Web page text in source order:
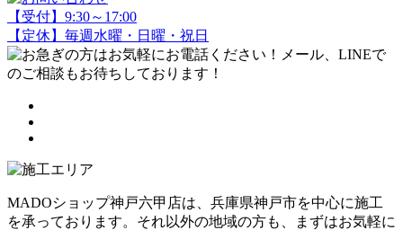
【受付】9:30～17:00
【定休】毎週水曜・日曜・祝日
MADOショップ神戸六甲店は、兵庫県神戸市を中心に施工
を承っております。それ以外の地域の方も、まずはお気軽に